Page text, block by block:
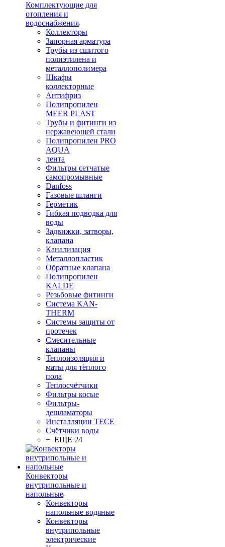
Комплектующие для
отопления и
водоснабжения
Коллекторы
Запорная арматура
Трубы из сшитого
полиэтилена и
металлополимера
Шкафы
коллекторные
Антифриз
Полипропилен
MEER PLAST
Трубы и фитинги из
нержавеющей стали
Полипропилен PRO
AQUA
лента
Фильтры сетчатые
самопромывные
Danfoss
Газовые шланги
Герметик
Гибкая подводка для
воды
Задвижки, затворы,
клапана
Канализация
Металлопластик
Обратные клапана
Полипропилен
KALDE
Резьбовые фитинги
Система KAN-
THERM
Системы защиты от
протечек
Смесительные
клапаны
Теплоизоляция и
маты для тёплого
пола
Теплосчётчики
Фильтры косые
Фильтры-
дешламаторы
Инсталляции TECE
Счётчики воды
+ ЕЩЕ 24
Конвекторы
внутрипольные и
напольные
Конвекторы
напольные водяные
Конвекторы
внутрипольные
электрические